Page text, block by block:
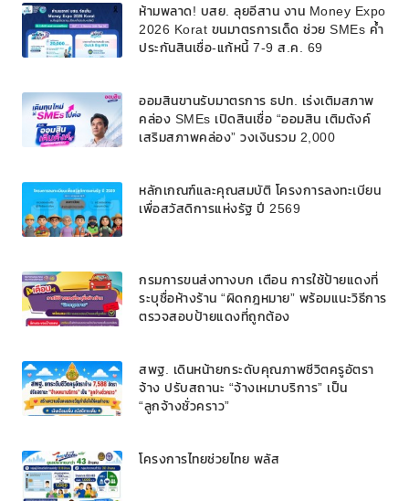
ห้ามพลาด! บสย. ลุยอีสาน งาน Money Expo
2026 Korat ขนมาตรการเด็ด ช่วย SMEs ค้ำ
ประกันสินเชื่อ-แก้หนี้ 7-9 ส.ค. 69
ออมสินขานรับมาตรการ ธปท. เร่งเติมสภาพ
คล่อง SMEs เปิดสินเชื่อ “ออมสิน เติมตังค์
เสริมสภาพคล่อง” วงเงินรวม 2,000
หลักเกณฑ์และคุณสมบัติ โครงการลงทะเบียน
เพื่อสวัสดิการแห่งรัฐ ปี 2569
กรมการขนส่งทางบก เตือน การใช้ป้ายแดงที่
ระบุชื่อห้างร้าน “ผิดกฎหมาย” พร้อมแนะวิธีการ
ตรวจสอบป้ายแดงที่ถูกต้อง
สพฐ. เดินหน้ายกระดับคุณภาพชีวิตครูอัตรา
จ้าง ปรับสถานะ “จ้างเหมาบริการ” เป็น
“ลูกจ้างชั่วคราว”
โครงการไทยช่วยไทย พลัส